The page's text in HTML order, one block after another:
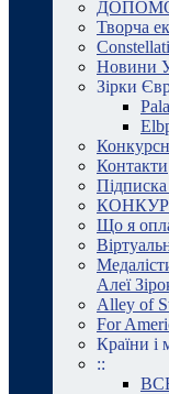
Творча
Новини
Зірки
Контакти
Що я
Алеї
Alley of
For
Країни і
::